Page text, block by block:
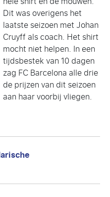
Dit was overigens het
laatste seizoen met Johan
Cruyff als coach. Het shirt
mocht niet helpen. In een
tijdsbestek van 10 dagen
zag FC Barcelona alle drie
de prijzen van dit seizoen
aan haar voorbij vliegen.